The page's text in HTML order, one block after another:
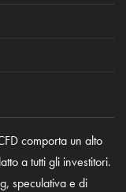
comporta un alto
a tutti gli investitori.
speculativa e di